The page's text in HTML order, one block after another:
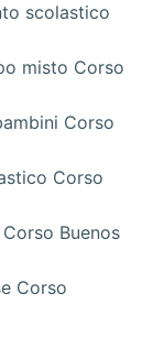
scolastico
misto Corso
Corso
Corso
Buenos
Corso